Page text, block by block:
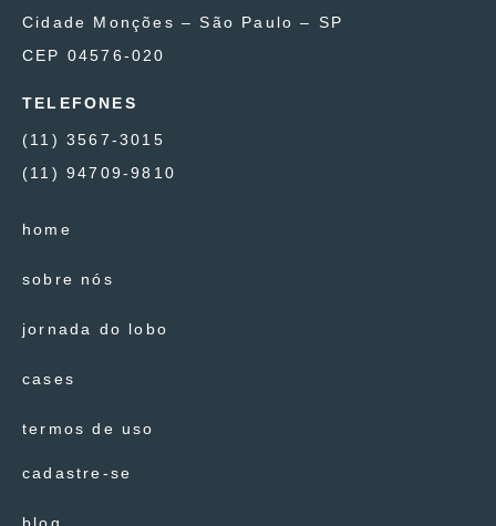
Cidade Monções – São Paulo – SP
CEP 04576-020
TELEFONES
(11) 3567-3015
(11) 94709-9810
home
sobre nós
jornada do lobo
cases
termos de uso
cadastre-se